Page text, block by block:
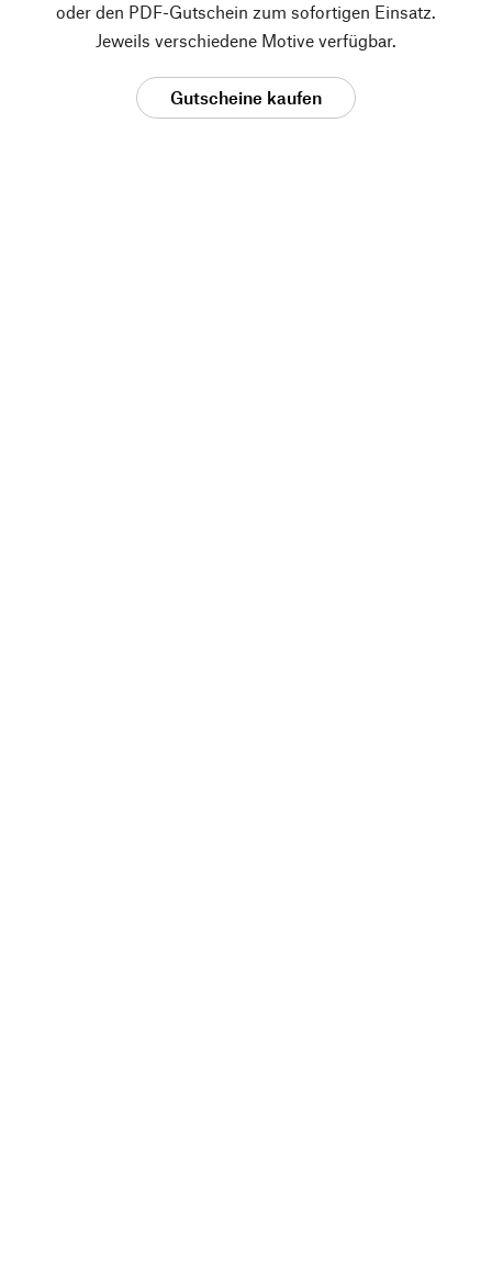
oder den PDF-Gutschein zum sofortigen Einsatz.
Jeweils verschiedene Motive verfügbar.
Gutscheine kaufen